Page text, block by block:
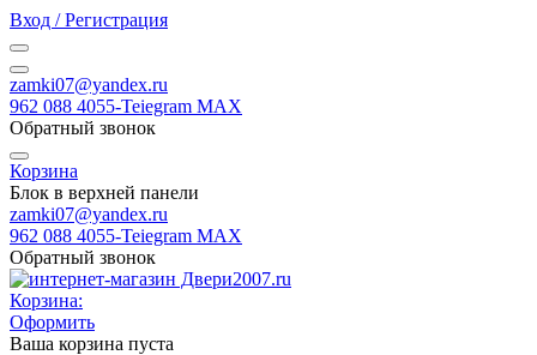
Вход / Регистрация
zamki07@yandex.ru
962 088 4055-Teiegram МАХ
Обратный звонок
Корзина
Блок в верхней панели
zamki07@yandex.ru
962 088 4055-Teiegram МАХ
Обратный звонок
Корзина:
Оформить
Ваша корзина пуста